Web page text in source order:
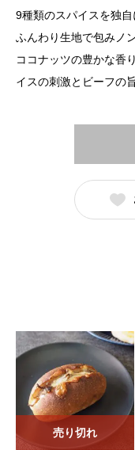
9種類のスパイスを独自
ふんわり生地で包みノ
ココナッツの豊かな香
イスの刺激とビーフの
売り切れ